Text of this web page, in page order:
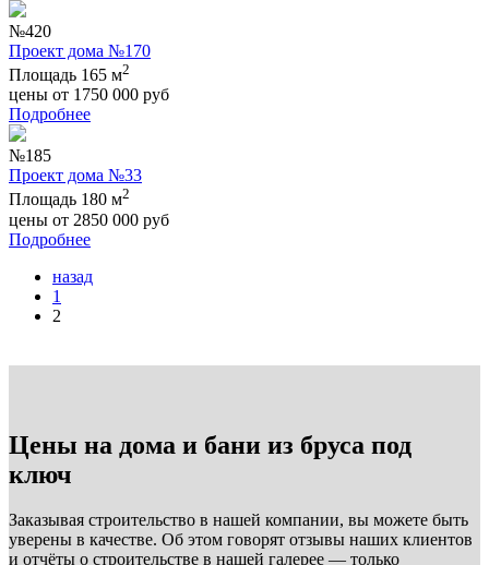
№420
Проект дома №170
Площадь 165 м2
цены от 1750 000 руб
Подробнее
№185
Проект дома №33
Площадь 180 м2
цены от 2850 000 руб
Подробнее
назад
1
2
Цены на дома и бани из бруса под
ключ
Заказывая строительство в нашей компании, вы можете быть
уверены в качестве. Об этом говорят отзывы наших клиентов
и отчёты о строительстве в нашей галерее — только